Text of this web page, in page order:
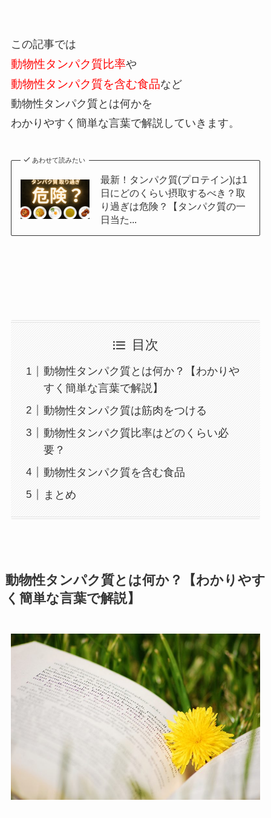
この記事では
動物性タンパク質比率や
動物性タンパク質を含む食品など
動物性タンパク質とは何かを
わかりやすく簡単な言葉で解説していきます。
あわせて読みたい
最新！タンパク質(プロテイン)は1
日にどのくらい摂取するべき？取
り過ぎは危険？【タンパク質の一
日当た...
目次
動物性タンパク質とは何か？【わかりや
すく簡単な言葉で解説】
動物性タンパク質は筋肉をつける
動物性タンパク質比率はどのくらい必
要？
動物性タンパク質を含む食品
まとめ
動物性タンパク質とは何か？【わかりやす
く簡単な言葉で解説】